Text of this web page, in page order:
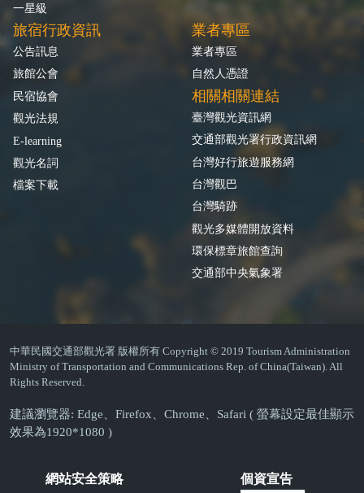
一星級
旅宿行政資訊
公告訊息
旅館公會
民宿協會
觀光法規
E-learning
觀光名詞
檔案下載
業者專區
業者專區
自然人憑證
相關相關連結
臺灣觀光資訊網
交通部觀光署行政資訊網
台灣好行旅遊服務網
台灣觀巴
台灣騎跡
觀光多媒體開放資料
環保標章旅館查詢
交通部中央氣象署
中華民國交通部觀光署 版權所有 Copyright © 2019 Tourism Administration
Ministry of Transportation and Communications Rep. of China(Taiwan). All
Rights Reserved.
建議瀏覽器: Edge、Firefox、Chrome、Safari ( 螢幕設定最佳顯示
效果為1920*1080 )
網站安全策略 個資宣告